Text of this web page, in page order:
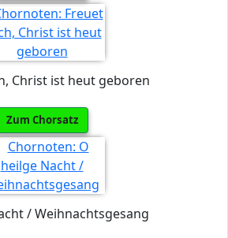
Christ ist heut geboren
Zum Chorsatz
/ Weihnachtsgesang